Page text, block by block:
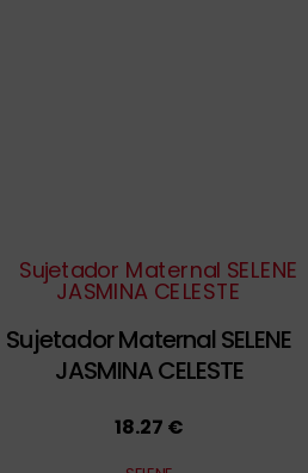
Sujetador Maternal SELENE
JASMINA CELESTE
18.27 €